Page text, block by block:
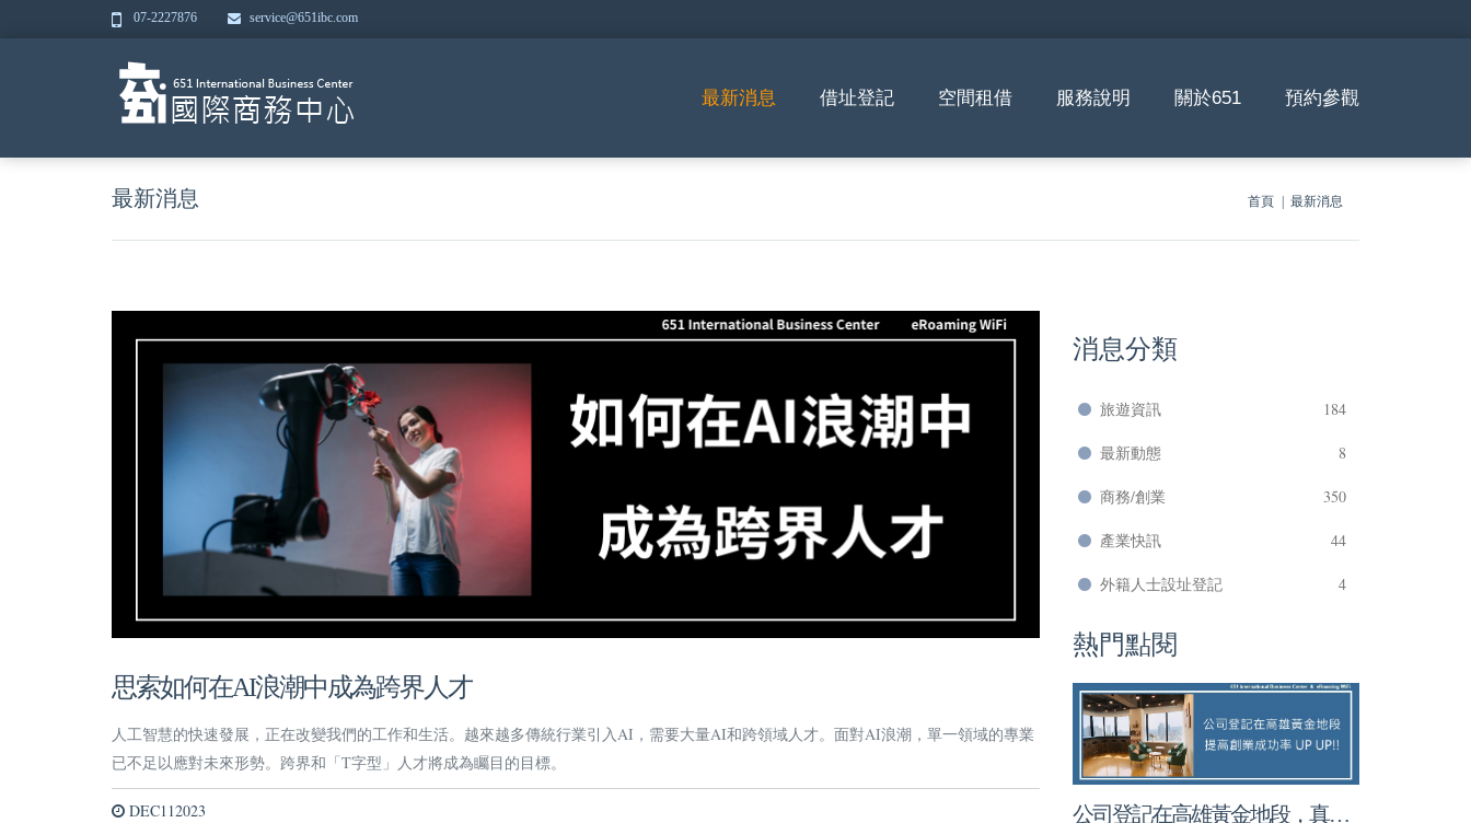
07-2227876 service@651ibc.com
最新消息 借址登記 空間租借 服務說明 關於651 預約參觀
最新消息 首頁 最新消息
思索如何在AI浪潮中成為跨界人才
人工智慧的快速發展，正在改變我們的工作和生活。越來越多傳統行業引入AI，需要大量AI和跨領域人才。面對AI浪潮，單一領域的專業
已不足以應對未來形勢。跨界和「T字型」人才將成為矚目的目標。
DEC112023
消息分類
旅遊資訊 184
最新動態 8
商務/創業 350
產業快訊 44
外籍人士設址登記 4
熱門點閱
公司登記在高雄黃金地段，真的